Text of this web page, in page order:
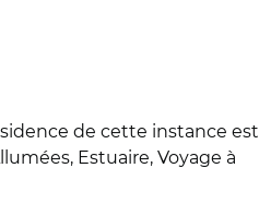
de cette instance est
Estuaire, Voyage à